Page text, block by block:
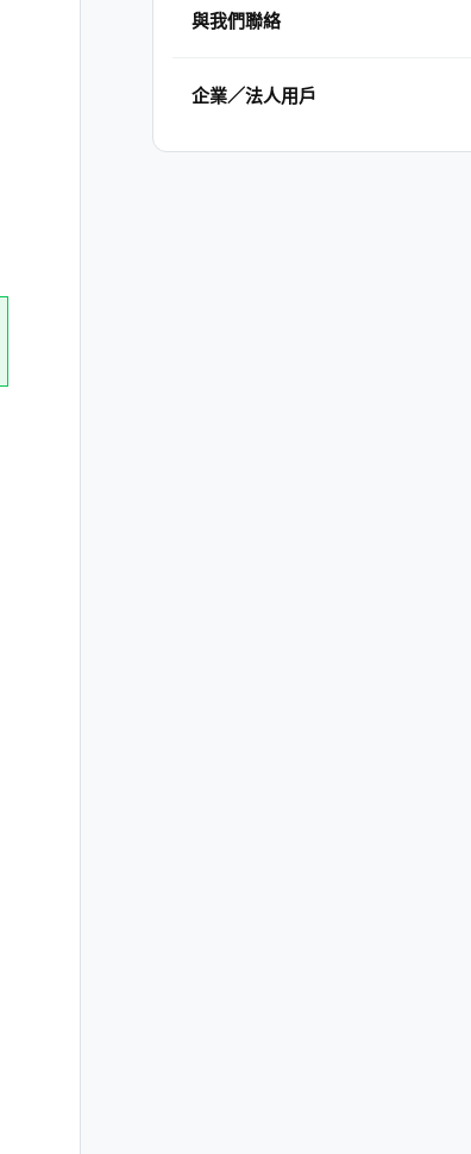
與我們聯絡
企業／法人用戶